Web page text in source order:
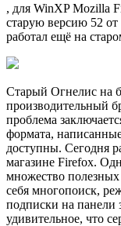
, для WinXP Mozilla
старую версию 52 от
работал ещё на
Старый Огнелис на
производительный
проблема
формата,
доступны. Сегодня
магазине Firefox.
множество
себя многопоиск,
подписки на панели
удивительное, что